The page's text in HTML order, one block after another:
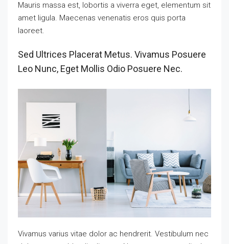
Mauris massa est, lobortis a viverra eget, elementum sit
amet ligula. Maecenas venenatis eros quis porta
laoreet.
Sed Ultrices Placerat Metus. Vivamus Posuere
Leo Nunc, Eget Mollis Odio Posuere Nec.
Vivamus varius vitae dolor ac hendrerit. Vestibulum nec